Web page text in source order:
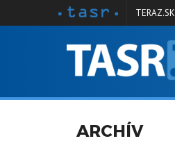
TERAZ.SK
ARCHÍV